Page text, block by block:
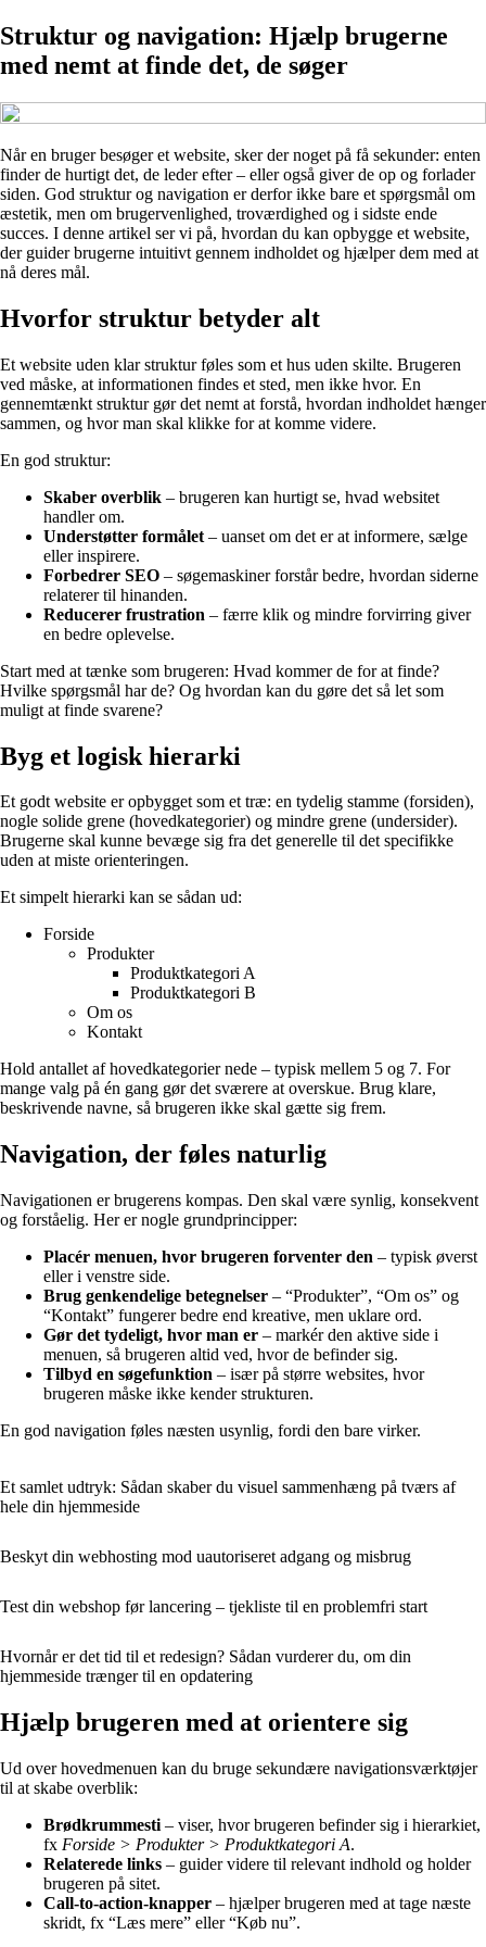
Struktur og navigation: Hjælp brugerne
med nemt at finde det, de søger
Når en bruger besøger et website, sker der noget på få sekunder: enten
finder de hurtigt det, de leder efter – eller også giver de op og forlader
siden. God struktur og navigation er derfor ikke bare et spørgsmål om
æstetik, men om brugervenlighed, troværdighed og i sidste ende
succes. I denne artikel ser vi på, hvordan du kan opbygge et website,
der guider brugerne intuitivt gennem indholdet og hjælper dem med at
nå deres mål.
Hvorfor struktur betyder alt
Et website uden klar struktur føles som et hus uden skilte. Brugeren
ved måske, at informationen findes et sted, men ikke hvor. En
gennemtænkt struktur gør det nemt at forstå, hvordan indholdet hænger
sammen, og hvor man skal klikke for at komme videre.
En god struktur:
Skaber overblik – brugeren kan hurtigt se, hvad websitet
handler om.
Understøtter formålet – uanset om det er at informere, sælge
eller inspirere.
Forbedrer SEO – søgemaskiner forstår bedre, hvordan siderne
relaterer til hinanden.
Reducerer frustration – færre klik og mindre forvirring giver
en bedre oplevelse.
Start med at tænke som brugeren: Hvad kommer de for at finde?
Hvilke spørgsmål har de? Og hvordan kan du gøre det så let som
muligt at finde svarene?
Byg et logisk hierarki
Et godt website er opbygget som et træ: en tydelig stamme (forsiden),
nogle solide grene (hovedkategorier) og mindre grene (undersider).
Brugerne skal kunne bevæge sig fra det generelle til det specifikke
uden at miste orienteringen.
Et simpelt hierarki kan se sådan ud:
Forside
Produkter
Produktkategori A
Produktkategori B
Om os
Kontakt
Hold antallet af hovedkategorier nede – typisk mellem 5 og 7. For
mange valg på én gang gør det sværere at overskue. Brug klare,
beskrivende navne, så brugeren ikke skal gætte sig frem.
Navigation, der føles naturlig
Navigationen er brugerens kompas. Den skal være synlig, konsekvent
og forståelig. Her er nogle grundprincipper:
Placér menuen, hvor brugeren forventer den – typisk øverst
eller i venstre side.
Brug genkendelige betegnelser – “Produkter”, “Om os” og
“Kontakt” fungerer bedre end kreative, men uklare ord.
Gør det tydeligt, hvor man er – markér den aktive side i
menuen, så brugeren altid ved, hvor de befinder sig.
Tilbyd en søgefunktion – især på større websites, hvor
brugeren måske ikke kender strukturen.
En god navigation føles næsten usynlig, fordi den bare virker.
Et samlet udtryk: Sådan skaber du visuel sammenhæng på tværs af
hele din hjemmeside
Beskyt din webhosting mod uautoriseret adgang og misbrug
Test din webshop før lancering – tjekliste til en problemfri start
Hvornår er det tid til et redesign? Sådan vurderer du, om din
hjemmeside trænger til en opdatering
Hjælp brugeren med at orientere sig
Ud over hovedmenuen kan du bruge sekundære navigationsværktøjer
til at skabe overblik:
Brødkrummesti – viser, hvor brugeren befinder sig i hierarkiet,
fx Forside > Produkter > Produktkategori A.
Relaterede links – guider videre til relevant indhold og holder
brugeren på sitet.
Call-to-action-knapper – hjælper brugeren med at tage næste
skridt, fx “Læs mere” eller “Køb nu”.